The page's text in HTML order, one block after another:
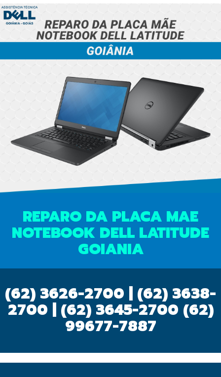
REPARO DA PLACA MAE
NOTEBOOK DELL LATITUDE
GOIANIA
(62) 3626-2700 | (62) 3638-
2700 | (62) 3645-2700 (62)
99677-7887